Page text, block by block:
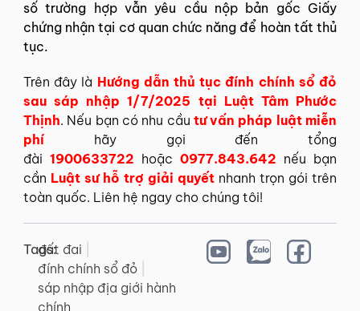
số trường hợp vẫn yêu cầu nộp bản gốc Giấy
chứng nhận tại cơ quan chức năng để hoàn tất thủ
tục.
Trên đây là Hướng dẫn thủ tục đính chính sổ đỏ
sau sáp nhập 1/7/2025 tại Luật Tâm Phước
Thịnh. Nếu bạn có nhu cầu tư vấn pháp luật miễn
phí hãy gọi đến tổng
đài 1900633722 hoặc 0977.843.642 nếu bạn
cần Luật sư hỗ trợ giải quyết nhanh trọn gói trên
toàn quốc. Liên hệ ngay cho chúng tôi!
Tags:
đất đai
đính chính sổ đỏ|
sáp nhập địa giới hành
chính